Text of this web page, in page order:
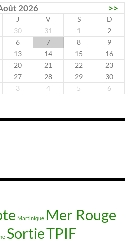
2026 >>
J V S
D
30 31 1
2
6 7 8
9
13 14 15
16
20 21 22
23
27 28 29
30
3 4 5 6
Martinique Mer Rouge
SortieTPIF